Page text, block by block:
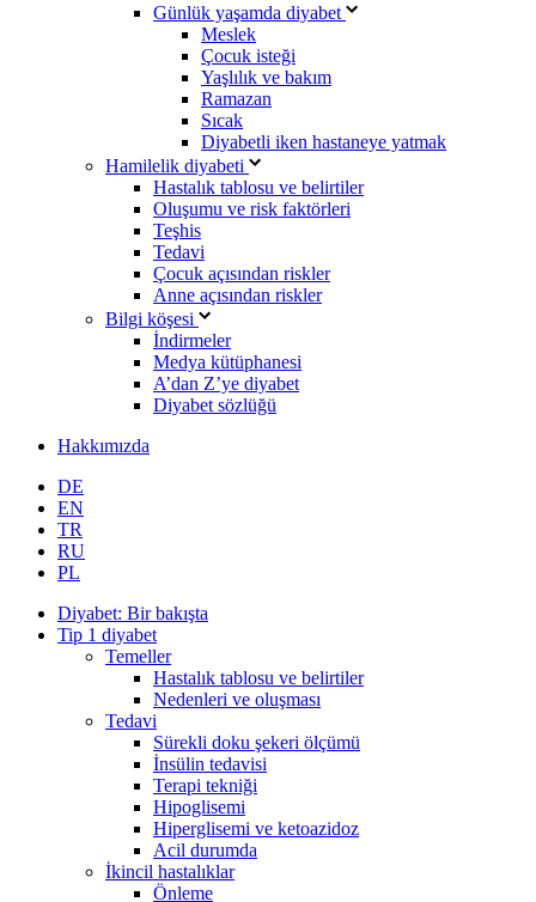
Günlük yaşamda diyabet
Meslek
Çocuk isteği
Yaşlılık ve bakım
Ramazan
Sıcak
Diyabetli iken hastaneye yatmak
Hamilelik diyabeti
Hastalık tablosu ve belirtiler
Oluşumu ve risk faktörleri
Teşhis
Tedavi
Çocuk açısından riskler
Anne açısından riskler
Bilgi köşesi
İndirmeler
Medya kütüphanesi
A’dan Z’ye diyabet
Diyabet sözlüğü
Hakkımızda
DE
EN
TR
RU
PL
Diyabet: Bir bakışta
Tip 1 diyabet
Temeller
Hastalık tablosu ve belirtiler
Nedenleri ve oluşması
Tedavi
Sürekli doku şekeri ölçümü
İnsülin tedavisi
Terapi tekniği
Hipoglisemi
Hiperglisemi ve ketoazidoz
Acil durumda
İkincil hastalıklar
Önleme